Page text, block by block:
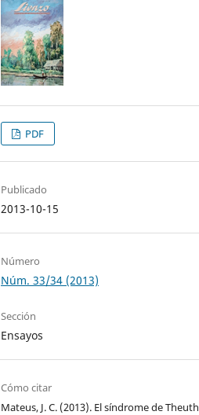
PDF
Publicado
2013-10-15
Número
Núm. 33/34 (2013)
Sección
Ensayos
Cómo citar
Mateus, J. C. (2013). El síndrome de Theuth